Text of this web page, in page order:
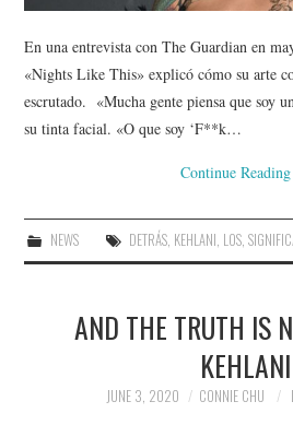
En una entrevista con The Guardian en
«Nights Like This» explicó cómo su arte
escrutado. «Mucha gente piensa que soy
su tinta facial. «O que soy ‘F**k…
Continue Reading
NEWS DETRÁS, KEHLANI, LOS,
AND THE TRUTH IS
KEHLANI
JUNE 3, 2020 CONNIE CHU